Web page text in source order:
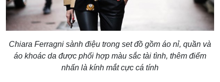
Chiara Ferragni sành điệu trong set đồ gồm áo nỉ, quần và
áo khoác da được phối hợp màu sắc tài tình, thêm điểm
nhấn là kính mắt cực cá tính